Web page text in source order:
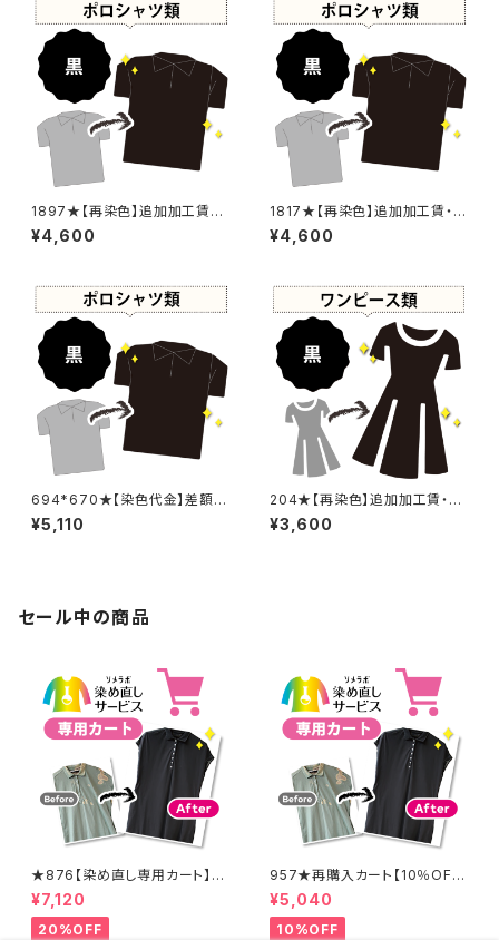
1897★【再染色】追加加工賃・
黒染め
¥4,600
1817★【再染色】追加加工賃・黒
染め
¥4,600
694*670★【染色代金】差額追
加加工賃
¥5,110
204★【再染色】追加加工賃・黒
染め
¥3,600
セール中の商品
★876【染め直し専用カート】8
900円
¥7,120
20%OFF
957★再購入カート【10％OF
F】
¥5,040
10%OFF